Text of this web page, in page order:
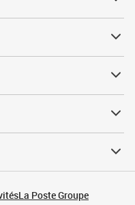
La Poste Groupe